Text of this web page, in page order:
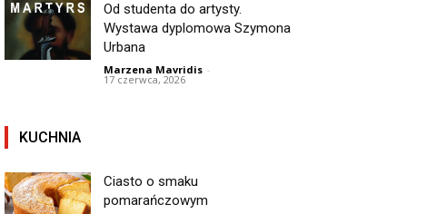
Od studenta do artysty.
Wystawa dyplomowa Szymona
Urbana
Marzena Mavridis -
17 czerwca, 2026
KUCHNIA
Ciasto o smaku
pomarańczowym